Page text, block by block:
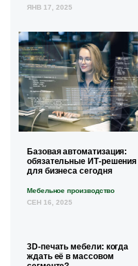
ЯНВ 17, 2025
Базовая автоматизация:
обязательные ИТ-решения
для бизнеса сегодня
Мебельное производство
СЕН 16, 2025
3D-печать мебели: когда
ждать её в массовом